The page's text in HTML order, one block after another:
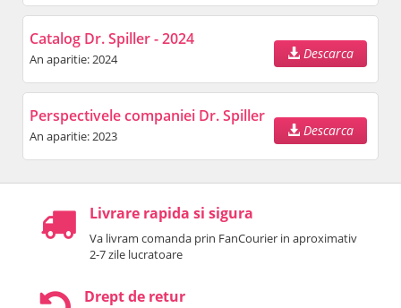
Catalog Dr. Spiller - 2024
An aparitie: 2024 Descarca
Perspectivele companiei Dr. Spiller
An aparitie: 2023 Descarca
Livrare rapida si sigura
Va livram comanda prin FanCourier in aproximativ
2-7 zile lucratoare
Drept de retur